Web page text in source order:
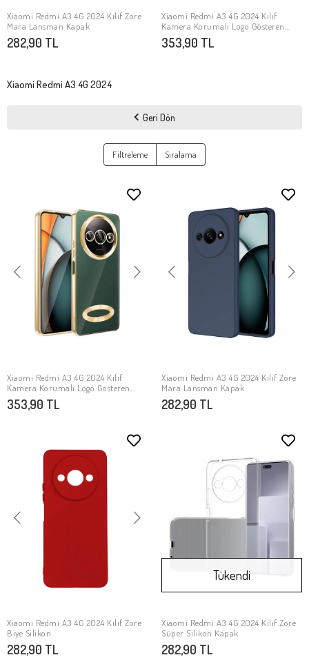
SEPETE EKLE
Xiaomi Redmi A3 4G 2024 Kılıf Zore
Mara Lansman Kapak
282,90 TL
SEPETE EKLE
Xiaomi Redmi A3 4G 2024 Kılıf
Kamera Korumalı Logo Gösteren
Zore Omega Kapak
353,90 TL
Xiaomi Redmi A3 4G 2024
Geri Dön
Filtreleme Sıralama
SEPETE EKLE
Xiaomi Redmi A3 4G 2024 Kılıf
Kamera Korumalı Logo Gösteren
Zore Omega Kapak
353,90 TL
SEPETE EKLE
Xiaomi Redmi A3 4G 2024 Kılıf Zore
Mara Lansman Kapak
282,90 TL
SEPETE EKLE
Xiaomi Redmi A3 4G 2024 Kılıf Zore
Biye Silikon
282,90 TL
Stokta Yok
Tükendi
Xiaomi Redmi A3 4G 2024 Kılıf Zore
Süper Silikon Kapak
282,90 TL